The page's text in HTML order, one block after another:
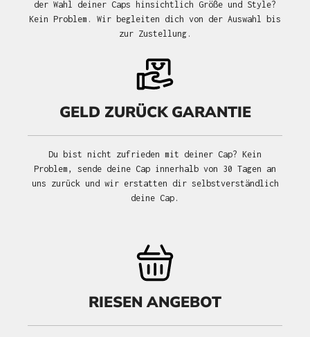
der Wahl deiner Caps hinsichtlich Größe und Style?
Kein Problem. Wir begleiten dich von der Auswahl bis
zur Zustellung.
GELD ZURÜCK GARANTIE
Du bist nicht zufrieden mit deiner Cap? Kein
Problem, sende deine Cap innerhalb von 30 Tagen an
uns zurück und wir erstatten dir selbstverständlich
deine Cap.
RIESEN ANGEBOT